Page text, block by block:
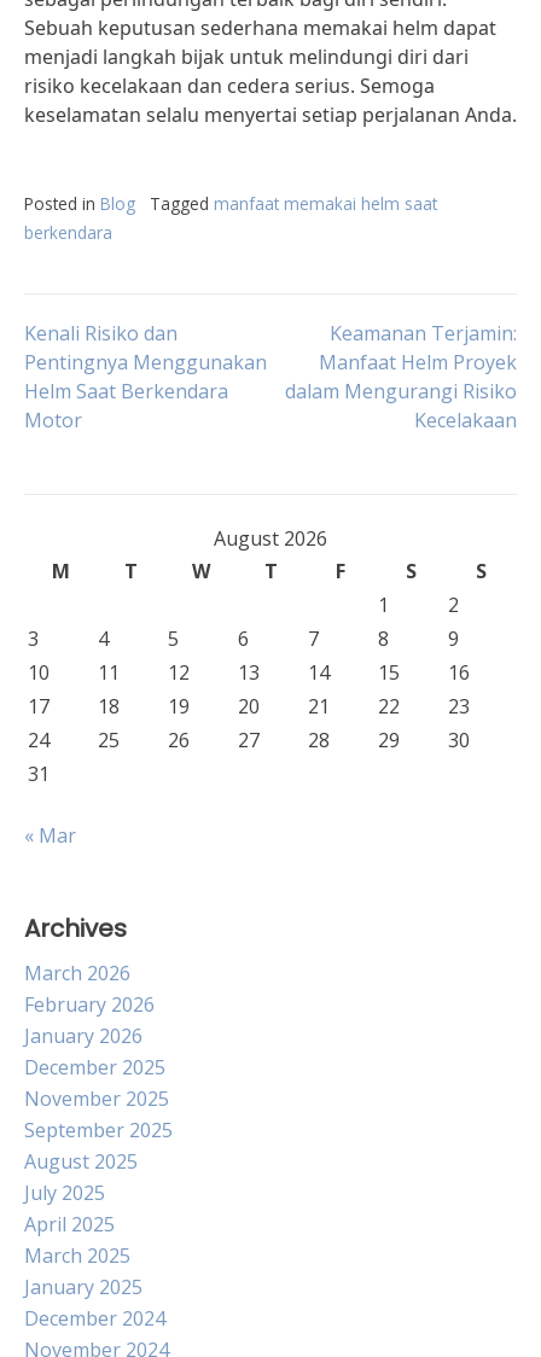
Sebuah keputusan sederhana memakai helm dapat
menjadi langkah bijak untuk melindungi diri dari
risiko kecelakaan dan cedera serius. Semoga
keselamatan selalu menyertai setiap perjalanan Anda.
Posted in Blog Tagged manfaat memakai helm saat
berkendara
Post
navigation
Kenali Risiko dan
Pentingnya Menggunakan
Helm Saat Berkendara
Motor
Keamanan Terjamin:
Manfaat Helm Proyek
dalam Mengurangi Risiko
Kecelakaan
August 2026
M
T W T F S
S
1
2
3
4 5 6 7 8
9
10
11 12 13 14 15
16
17
18 19 20 21 22
23
24
25 26 27 28 29
30
31
« Mar
Archives
March 2026
February 2026
January 2026
December 2025
November 2025
September 2025
August 2025
July 2025
April 2025
March 2025
January 2025
December 2024
November 2024